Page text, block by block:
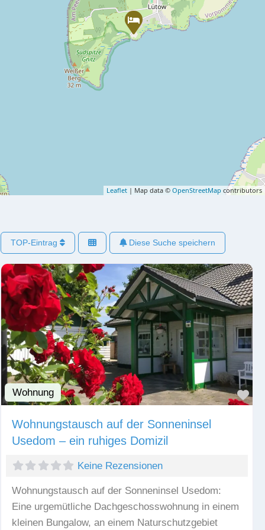
Leaflet | Map data © OpenStreetMap contributors
TOP-Eintrag Diese Suche speichern
Wohnung
Wohnungstausch auf der Sonneninsel
Usedom – ein ruhiges Domizil
Keine Rezensionen
Wohnungstausch auf der Sonneninsel Usedom:
Eine urgemütliche Dachgeschosswohnung in einem
kleinen Bungalow, an einem Naturschutzgebiet